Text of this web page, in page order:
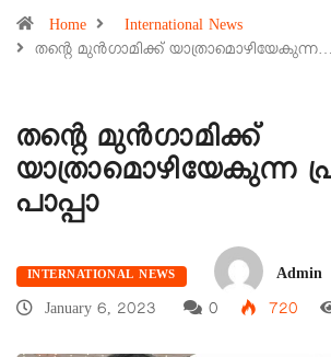
Home
International News
തന്റെ മുൻഗാമിക്ക് യാത്രാമൊഴിയേകുന്ന…
തന്റെ മുൻഗാമിക്ക്
യാത്രാമൊഴിയേകുന്ന
പാപ്പാ
INTERNATIONAL NEWS
Admin
January 6, 2023
0 720